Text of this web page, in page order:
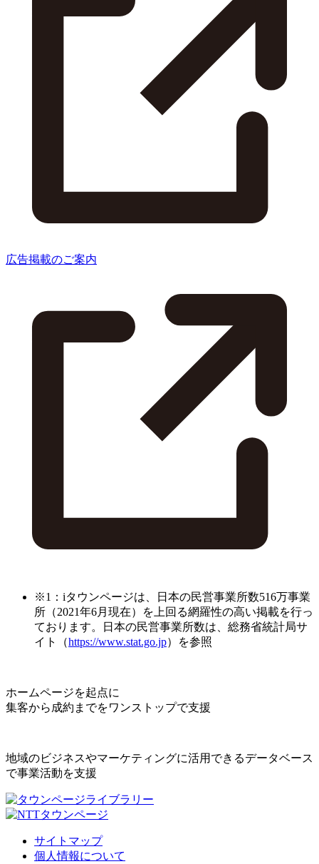
広告掲載のご案内
※1：iタウンページは、日本の民営事業所数516万事業
所（2021年6月現在）を上回る網羅性の高い掲載を行っ
ております。日本の民営事業所数は、総務省統計局サ
イト（https://www.stat.go.jp）を参照
ホームページを起点に
集客から成約までをワンストップで支援
地域のビジネスやマーケティングに活用できるデータベース
で事業活動を支援
サイトマップ
個人情報について